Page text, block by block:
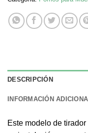
DESCRIPCIÓN
INFORMACIÓN
Este modelo de